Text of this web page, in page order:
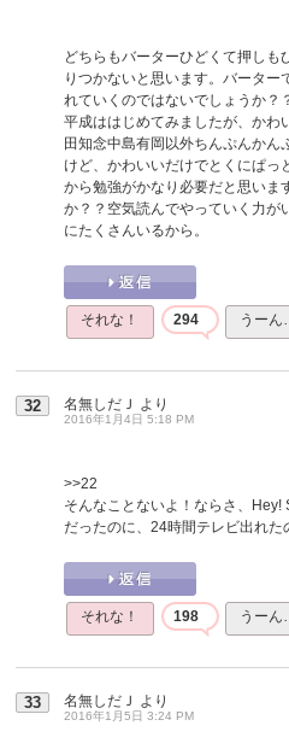
どちらもバーターひどくて押し
りつかないと思います。バータ
れていくのではないでしょうか？
平成ははじめてみましたが、かわ
田知念中島有岡以外ちんぷんかん
けど、かわいいだけでとくにぱっ
から勉強がかなり必要だと思いま
か？？空気読んでやっていく力が
にたくさんいるから。
それな！ 294 うー
32 名無しだＪ より
2016年1月4日 5:18 PM
>>22
そんなことないよ！ならさ、
だったのに、24時間テレビ出れた
それな！ 198 うー
33 名無しだＪ より
2016年1月5日 3:24 PM